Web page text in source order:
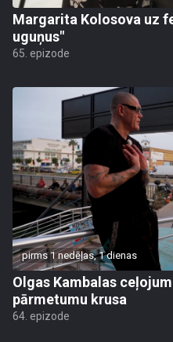
Margarita Kolosova uz
uguņus"
65. epizode
pirms 1 nedēļas, 1 dienas
Olgas Kambalas
pārmetumu krusa
64. epizode